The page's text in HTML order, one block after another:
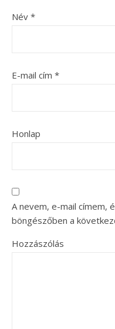
Név *
E-mail cím *
Honlap
A nevem, e-mail címem,
böngészőben a
Hozzászólás